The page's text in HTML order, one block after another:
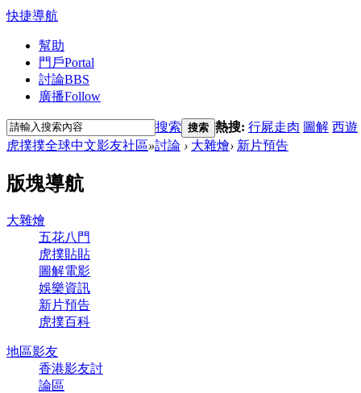
快捷導航
幫助
門戶Portal
討論BBS
廣播Follow
搜索 搜索 熱搜: 行屍走肉 圖解 西遊
虎撲撲全球中文影友社區»討論 › 大雜燴› 新片預告
版塊導航
大雜燴
五花八門
虎撲貼貼
圖解電影
娛樂資訊
新片預告
虎撲百科
地區影友
香港影友討
論區